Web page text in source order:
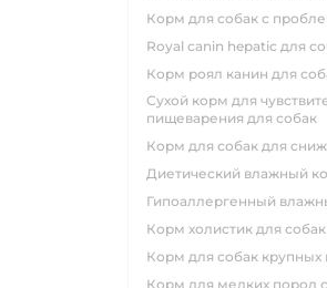
корм для собак с
royal canin hepatic для
корм роял канин для
сухой корм для чувствительного
пищеварения для собак
корм для собак для
диетический влажный
гипоаллергенный
корм холистик для
корм для собак крупных
корм для мелких пород